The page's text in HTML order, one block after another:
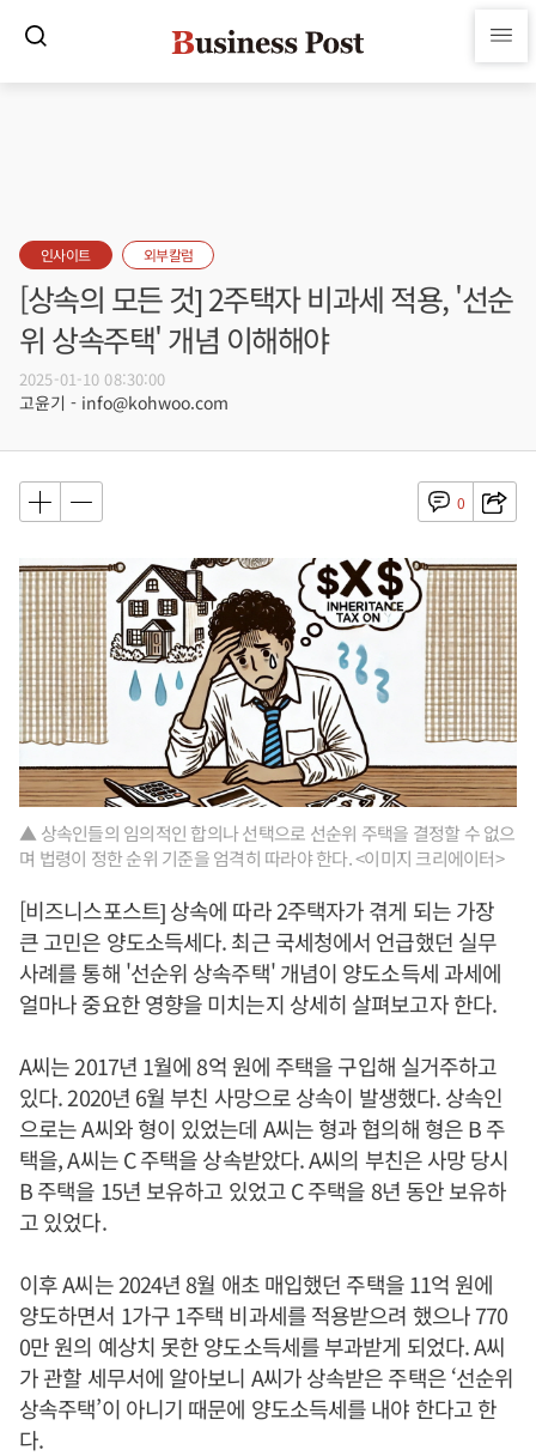
인사이트 외부칼럼
[상속의 모든 것] 2주택자 비과세 적용, '선순
위 상속주택' 개념 이해해야
2025-01-10 08:30:00
고윤기 - info@kohwoo.com
0
▲ 상속인들의 임의적인 합의나 선택으로 선순위 주택을 결정할 수 없으
며 법령이 정한 순위 기준을 엄격히 따라야 한다. <이미지 크리에이터>
[비즈니스포스트] 상속에 따라 2주택자가 겪게 되는 가장
큰 고민은 양도소득세다. 최근 국세청에서 언급했던 실무
사례를 통해 '선순위 상속주택' 개념이 양도소득세 과세에
얼마나 중요한 영향을 미치는지 상세히 살펴보고자 한다.
A씨는 2017년 1월에 8억 원에 주택을 구입해 실거주하고
있다. 2020년 6월 부친 사망으로 상속이 발생했다. 상속인
으로는 A씨와 형이 있었는데 A씨는 형과 협의해 형은 B 주
택을, A씨는 C 주택을 상속받았다. A씨의 부친은 사망 당시
B 주택을 15년 보유하고 있었고 C 주택을 8년 동안 보유하
고 있었다.
이후 A씨는 2024년 8월 애초 매입했던 주택을 11억 원에
양도하면서 1가구 1주택 비과세를 적용받으려 했으나 770
0만 원의 예상치 못한 양도소득세를 부과받게 되었다. A씨
가 관할 세무서에 알아보니 A씨가 상속받은 주택은 ‘선순위
상속주택’이 아니기 때문에 양도소득세를 내야 한다고 한
다.